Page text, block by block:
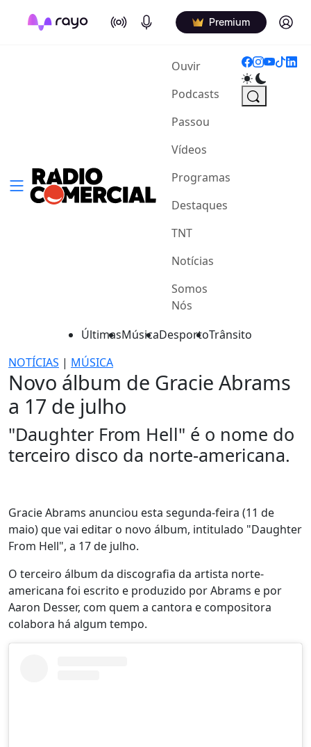
On Air Podcasts Premium Log in
Ouvir(current)
Podcasts
Passou
Vídeos
Programas
Destaques
TNT
Notícias
Somos
Nós
ÚltimasMúsicaDesportoTrânsito
NOTÍCIAS | MÚSICA
Novo álbum de Gracie Abrams
a 17 de julho
"Daughter From Hell" é o nome do
terceiro disco da norte-americana.
Gracie Abrams anunciou esta segunda-feira (11 de
maio) que vai editar o novo álbum, intitulado "Daughter
From Hell", a 17 de julho.
O terceiro álbum da discografia da artista norte-
americana foi escrito e produzido por Abrams e por
Aaron Desser, com quem a cantora e compositora
colabora há algum tempo.